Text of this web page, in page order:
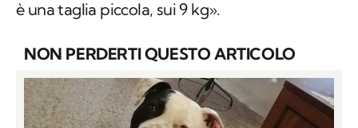
è una taglia piccola, sui 9 kg».
NON PERDERTI QUESTO ARTICOLO